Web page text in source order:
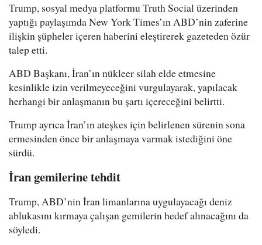
Trump, sosyal medya platformu Truth Social üzerinden
yaptığı paylaşımda New York Times’ın ABD’nin zaferine
ilişkin şüpheler içeren haberini eleştirerek gazeteden özür
talep etti.
ABD Başkanı, İran’ın nükleer silah elde etmesine
kesinlikle izin verilmeyeceğini vurgulayarak, yapılacak
herhangi bir anlaşmanın bu şartı içereceğini belirtti.
Trump ayrıca İran’ın ateşkes için belirlenen sürenin sona
ermesinden önce bir anlaşmaya varmak istediğini öne
sürdü.
İran gemilerine tehdit
Trump, ABD’nin İran limanlarına uygulayacağı deniz
ablukasını kırmaya çalışan gemilerin hedef alınacağını da
söyledi.